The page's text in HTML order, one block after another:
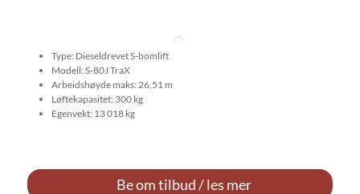
Type: Dieseldrevet S-bomlift
Modell: S-80J TraX
Arbeidshøyde maks: 26,51 m
Løftekapasitet: 300 kg
Egenvekt: 13 018 kg
Be om tilbud / les mer